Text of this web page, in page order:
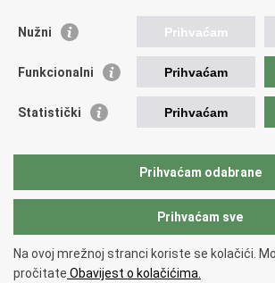
Važne poveznice
Vlada Republike Hrvatske
Savjet za nacionalne manjine
Okvirna konvencija za zaštitu nacionalnih
Ured zastupnika RH pred Eur.sudom za
Copyright © 2026 Ured za ljudska prava i prava
Nužni Prihvaćam
Funkcionalni Prihvaćam
Statistički Prihvaćam
Prihvaćam odabrane
Prihvaćam sve
Na ovoj mrežnoj stranci koriste se kolačići.
pročitate Obavijest o kolačićima.